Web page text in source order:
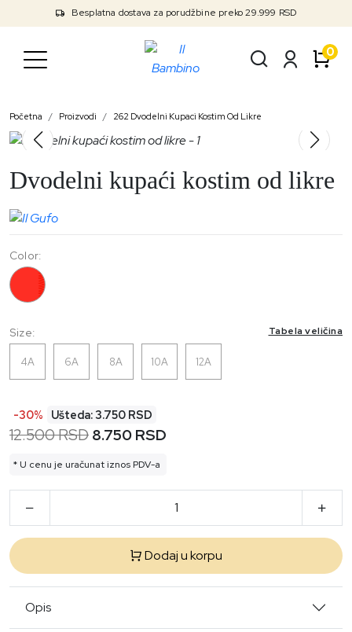
Besplatna dostava za porudžbine preko 29.999 RSD
0
Početna Proizvodi 262 Dvodelni Kupaci Kostim Od Likre
Dvodelni kupaći kostim od likre
Size: Tabela veličina
4A 6A 8A 10A 12A
Color:
-30% Ušteda: 3.750 RSD
12.500 RSD8.750 RSD
* U cenu je uračunat iznos PDV-a
Dodaj u korpu
Opis